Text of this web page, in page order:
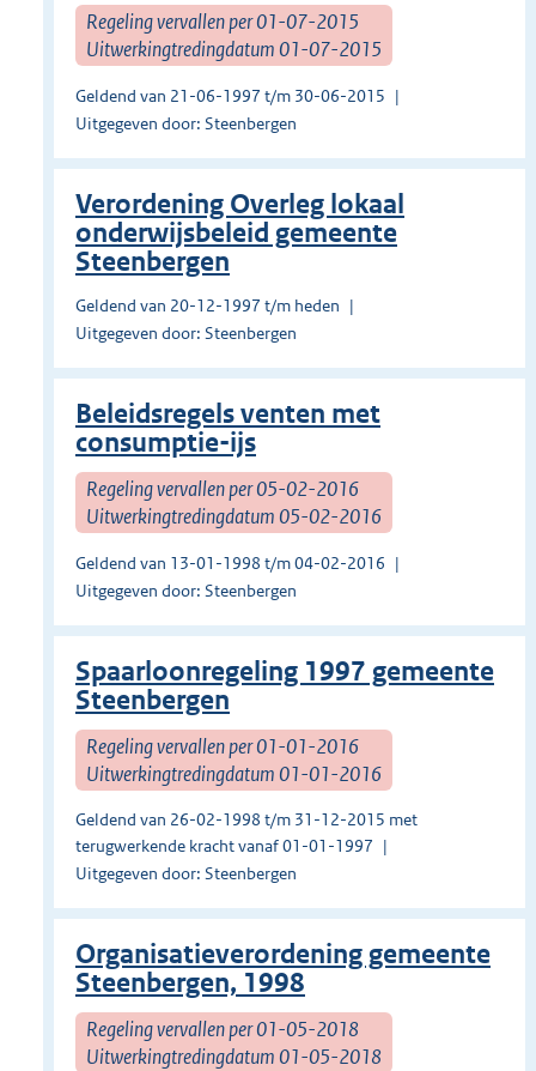
Regeling vervallen per 01-07-2015
Uitwerkingtredingdatum 01-07-2015
Geldend van 21-06-1997 t/m 30-06-2015
Uitgegeven door: Steenbergen
Verordening Overleg lokaal
onderwijsbeleid gemeente
Steenbergen
Geldend van 20-12-1997 t/m heden
Uitgegeven door: Steenbergen
Beleidsregels venten met
consumptie-ijs
Regeling vervallen per 05-02-2016
Uitwerkingtredingdatum 05-02-2016
Geldend van 13-01-1998 t/m 04-02-2016
Uitgegeven door: Steenbergen
Spaarloonregeling 1997 gemeente
Steenbergen
Regeling vervallen per 01-01-2016
Uitwerkingtredingdatum 01-01-2016
Geldend van 26-02-1998 t/m 31-12-2015 met
terugwerkende kracht vanaf 01-01-1997
Uitgegeven door: Steenbergen
Organisatieverordening gemeente
Steenbergen, 1998
Regeling vervallen per 01-05-2018
Uitwerkingtredingdatum 01-05-2018